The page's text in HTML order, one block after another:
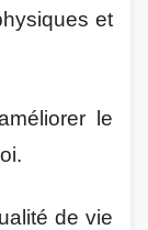
et
le
de vie